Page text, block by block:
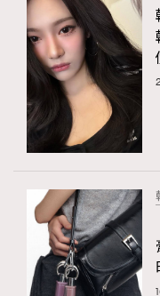
AFrenchMind
EmpowerF